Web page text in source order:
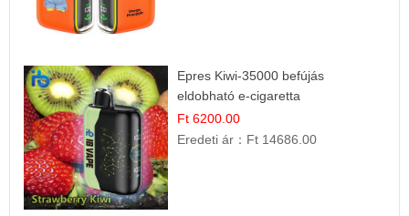
Epres Kiwi-35000 befújás
eldobható e-cigaretta
Ft 6200.00
Eredeti ár： Ft 14686.00